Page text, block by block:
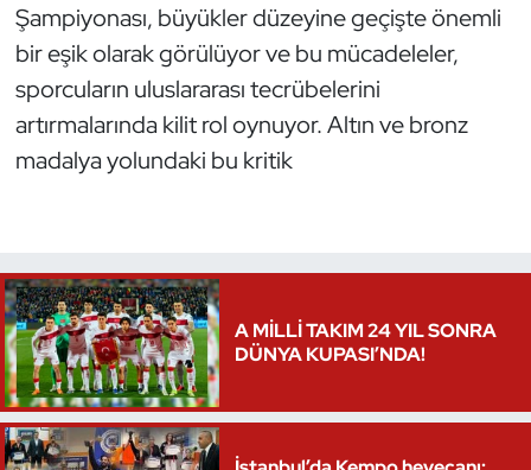
Şampiyonası, büyükler düzeyine geçişte önemli
bir eşik olarak görülüyor ve bu mücadeleler,
sporcuların uluslararası tecrübelerini
artırmalarında kilit rol oynuyor. Altın ve bronz
madalya yolundaki bu kritik
A MİLLİ TAKIM 24 YIL SONRA
DÜNYA KUPASI’NDA!
Özel Sporcular
Paralimpik
Ragbi
Su Topu
Sualtı Sporları
Tekvando
Tenis